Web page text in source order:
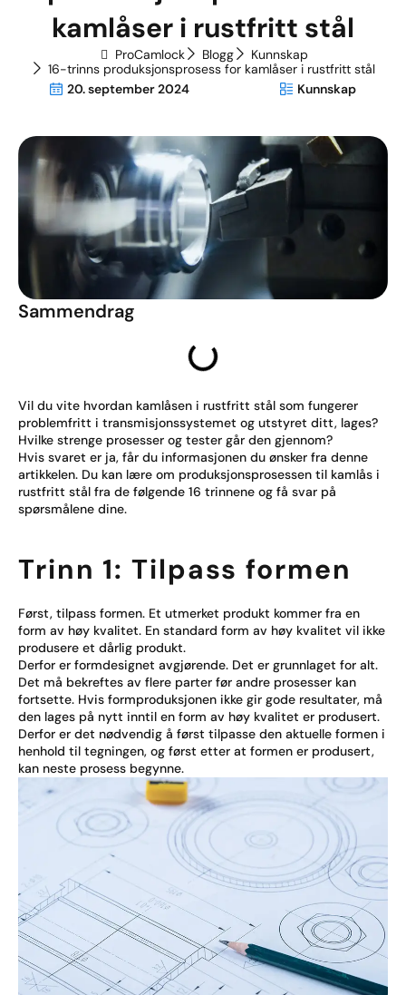
kamlåser i rustfritt stål
ProCamlock Blogg
Kunnskap
16-trinns produksjonsprosess for kamlåser i rustfritt stål
20. september 2024
Kunnskap
Sammendrag
Vil du vite hvordan kamlåsen i rustfritt stål som fungerer
problemfritt i transmisjonssystemet og utstyret ditt, lages?
Hvilke strenge prosesser og tester går den gjennom?
Hvis svaret er ja, får du informasjonen du ønsker fra denne
artikkelen. Du kan lære om produksjonsprosessen til kamlås i
rustfritt stål fra de følgende 16 trinnene og få svar på
spørsmålene dine.
Trinn 1: Tilpass formen
Først, tilpass formen. Et utmerket produkt kommer fra en
form av høy kvalitet. En standard form av høy kvalitet vil ikke
produsere et dårlig produkt.
Derfor er formdesignet avgjørende. Det er grunnlaget for alt.
Det må bekreftes av flere parter før andre prosesser kan
fortsette. Hvis formproduksjonen ikke gir gode resultater, må
den lages på nytt inntil en form av høy kvalitet er produsert.
Derfor er det nødvendig å først tilpasse den aktuelle formen i
henhold til tegningen, og først etter at formen er produsert,
kan neste prosess begynne.